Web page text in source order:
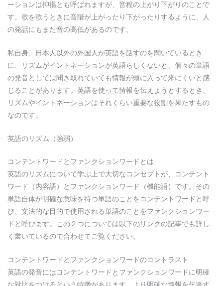
ーションは抑揚とも呼ばれますが、音程の上がり下がりのことで
す。歌を歌うときに音階が上がったり下がったりするように、人
の発話にもまた音の高低があるのです。
私自身、日本人以外の外国人が英語を話すのを聞いているとき
に、リズムがイントネーションが英語らしくないと、個々の単語
の発音としては聞き取れていても情報が頭に入って来にくいと感
じることがあります。英語を使って情報を伝えようとするとき、
リズムやイントネーションはそれくらい重要な役割を果たすもの
なのです。
英語のリズム（強弱）
コンテントワードとファンクションワードとは
英語のリズムについて学ぶ上で大切なコンセプトが、コンテント
ワード（内容語）とファンクションワード（機能語）です。その
単語自体が明確な意味を持つ単語のことをコンテントワードと呼
び、文法的な目的で使用される単語のことをファンクションワー
ドと呼びます。この２つについては以下のリンクの記事でも詳し
く書いているので合わせてご覧ください。
コンテントワードとファンクションワードのコントラスト
英語の発音にはコンテントワードとファンクションワードに明確